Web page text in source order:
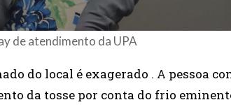
de atendimento da UPA
do local é exagerado . A pessoa
da tosse por conta do frio